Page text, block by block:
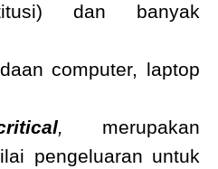
dan banyak
computer, laptop
, merupakan
pengeluaran untuk